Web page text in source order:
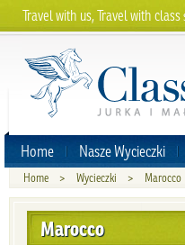
Travel with us, Travel with class
Home Nasze Wycieczki
Home > Wycieczki > Marocco
Marocco